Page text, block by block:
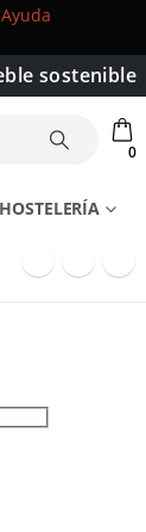
Ayuda
sostenible
0